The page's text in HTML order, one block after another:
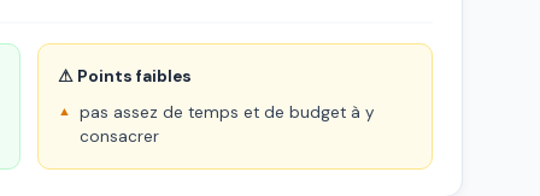
⚠ Points faibles
pas assez de temps et de budget à y
consacrer